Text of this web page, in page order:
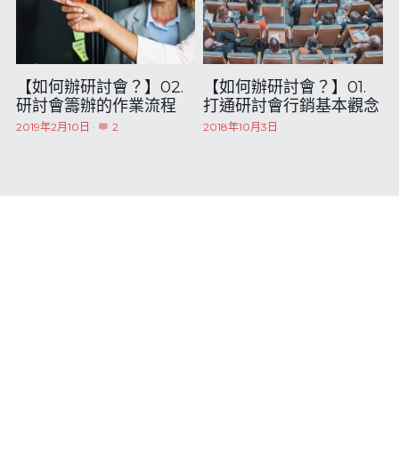
【如何辦研討會？】02.
研討會籌辦的作業流程
2019年2月10日 · 2
【如何辦研討會？】01.
打通研討會行銷基本觀念
2018年10月3日